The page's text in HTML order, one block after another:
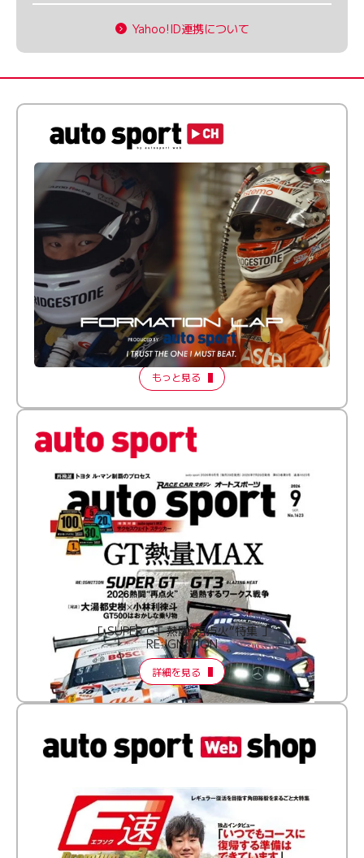
Yahoo!ID連携について
倒す相手を、信じてる。小林利徠斗 × 野村勇斗
【FORMATION LAP Produced by auto sport】
2026 Episode 2
もっと見る
［ SUPER GT 熱闘“再点火”特集 ］
RE:IGNITION
詳細を見る